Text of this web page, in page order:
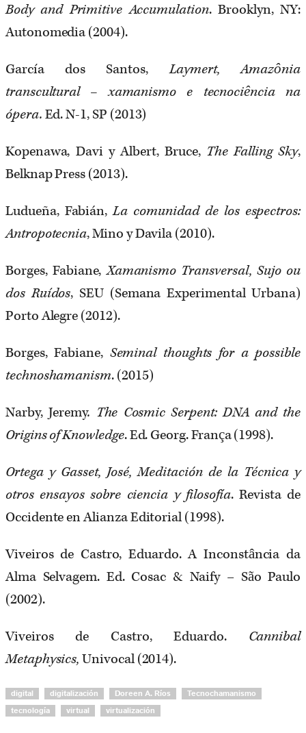
Body and Primitive Accumulation. Brooklyn, NY:
Autonomedia (2004).
García dos Santos,Laymert, Amazônia
transcultural – xamanismo e tecnociência na
ópera.Ed. N-1, SP (2013)
Kopenawa, Davi y Albert, Bruce, The Falling Sky,
Belknap Press (2013).
Ludueña, Fabián,La comunidad de los espectros:
Antropotecnia, Mino y Davila (2010).
Borges, Fabiane,Xamanismo Transversal, Sujo ou
dos Ruídos, SEU (Semana Experimental Urbana)
Porto Alegre (2012).
Borges, Fabiane, Seminal thoughts for a possible
technoshamanism. (2015)
Narby, Jeremy. The Cosmic Serpent: DNA and the
Origins of Knowledge. Ed. Georg. França (1998).
Ortega y Gasset, José, Meditación de la Técnica y
otros ensayos sobre ciencia y filosofía. Revista de
Occidente en Alianza Editorial (1998).
Viveiros de Castro, Eduardo. A Inconstância da
Alma Selvagem. Ed. Cosac & Naify – São Paulo
(2002).
Viveiros de Castro, Eduardo. Cannibal
Metaphysics,Univocal (2014).
digital digitalización Doreen A. Ríos Tecnochamanismo
tecnología virtual virtualización